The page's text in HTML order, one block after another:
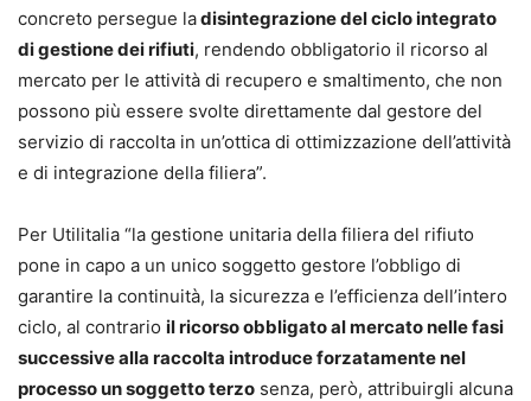
concreto persegue ladisintegrazione del ciclo integrato
di gestione dei rifiuti, rendendo obbligatorio il ricorso al
mercato per le attività di recupero e smaltimento, che non
possono più essere svolte direttamente dal gestore del
servizio di raccolta in un’ottica di ottimizzazione dell’attività
e di integrazione della filiera”.
Per Utilitalia “la gestione unitaria della filiera del rifiuto
pone in capo a un unico soggetto gestore l’obbligo di
garantire la continuità, la sicurezza e l’efficienza dell’intero
ciclo, al contrario il ricorso obbligato al mercato nelle fasi
successive alla raccolta introduce forzatamente nel
processo un soggetto terzo senza, però, attribuirgli alcuna